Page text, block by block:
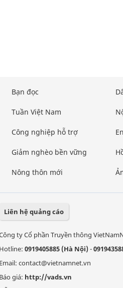
Bạn đọc
Tuần Việt Nam
Công nghiệp hỗ trợ
Giảm nghèo bền vững
Nông thôn mới
Liên hệ quảng cáo
ty Cổ phần Truyền thông
Hotline: 0919405885 (Hà Nội)-
Email: contact@vietnamnet.vn
Báo giá: http://vads.vn